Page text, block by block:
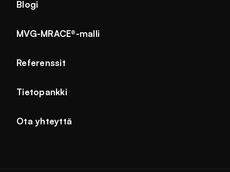
Blogi
MVG-MRACE®-malli
Referenssit
Tietopankki
Ota yhteyttä